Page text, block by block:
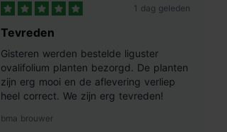
1 dag geleden
Tevreden
Gisteren werden bestelde liguster
ovalifolium planten bezorgd. De planten
zijn erg mooi en de aflevering verliep
heel correct. We zijn erg tevreden!
bma brouwer